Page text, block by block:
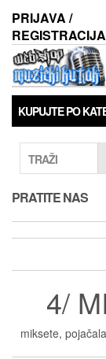
sadržaj
PRIJAVA /
REGISTRACIJA
KUPUJTE PO
TRAŽI
PRATITE NAS
4/
miksete,